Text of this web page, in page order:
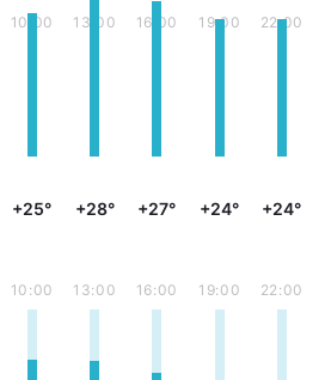
10:00
+25°
13:00
+28°
16:00
+27°
19:00
+24°
22:00
+24°
10:00 13:00 16:00 19:00 22:00